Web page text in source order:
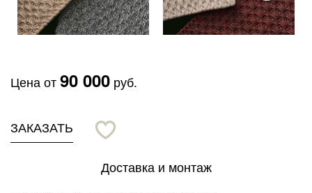
Цена от90 000 руб.
ЗАКАЗАТЬ
Доставка и монтаж